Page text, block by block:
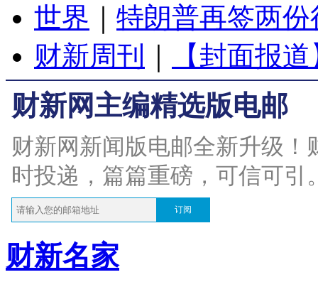
世界
特朗普再签两
财新周刊
【封面报
财新网主编精选版电邮
财新网新闻版电邮全新升级
时投递，篇篇重磅，可信可引
订阅
财新名家